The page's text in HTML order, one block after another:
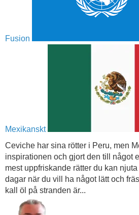
Fusion
Mexikanskt
Ceviche har sina rötter i Peru, men
inspirationen och gjort den till något
mest uppfriskande rätter du kan
dagar när du vill ha något lätt och
kall öl på stranden är...